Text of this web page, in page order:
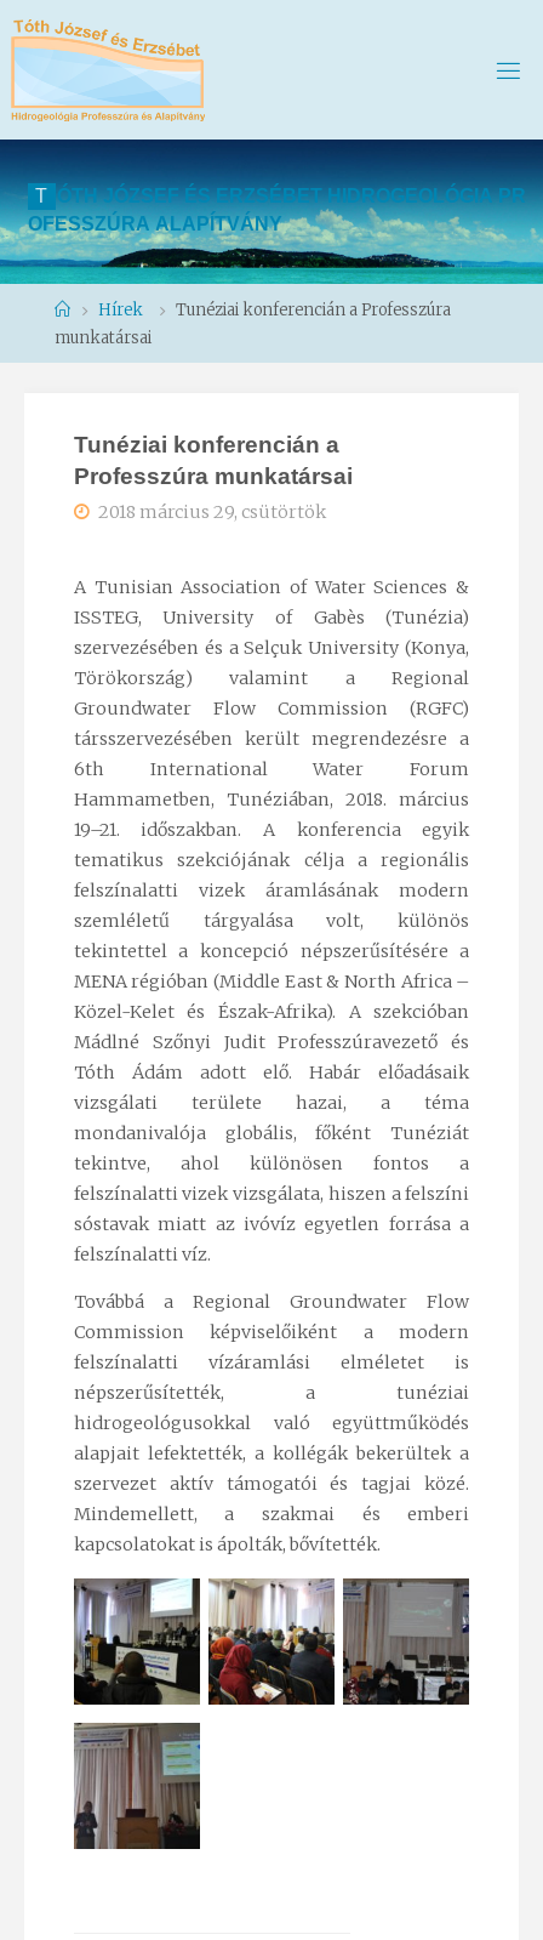
T ÓT H J ÓZS E F ÉS E RZSÉ BET H DROG EOLÓG A P R
OFESSZÚ RA ALAPÍTVÁNY
HomeHírek
Tunéziai konferencián a Professzúra
munkatársai
Tunéziai konferencián a
Professzúra munkatársai
2018 március 29, csütörtök
A Tunisian Association of Water Sciences &
ISSTEG, University of Gabès (Tunézia)
szervezésében és a Selçuk University (Konya,
Törökország) valamint a Regional
Groundwater Flow Commission (RGFC)
társszervezésében került megrendezésre a
6th International Water Forum
Hammametben, Tunéziában, 2018. március
19–21. időszakban. A konferencia egyik
tematikus szekciójának célja a regionális
felszínalatti vizek áramlásának modern
szemléletű tárgyalása volt, különös
tekintettel a koncepció népszerűsítésére a
MENA régióban (Middle East & North Africa –
Közel-Kelet és Észak-Afrika). A szekcióban
Mádlné Szőnyi Judit Professzúravezető és
Tóth Ádám adott elő. Habár előadásaik
vizsgálati területe hazai, a téma
mondanivalója globális, főként Tunéziát
tekintve, ahol különösen fontos a
felszínalatti vizek vizsgálata, hiszen a felszíni
sóstavak miatt az ivóvíz egyetlen forrása a
felszínalatti víz.
Továbbá a Regional Groundwater Flow
Commission képviselőiként a modern
felszínalatti vízáramlási elméletet is
népszerűsítették, a tunéziai
hidrogeológusokkal való együttműködés
alapjait lefektették, a kollégák bekerültek a
szervezet aktív támogatói és tagjai közé.
Mindemellett, a szakmai és emberi
kapcsolatokat is ápolták, bővítették.